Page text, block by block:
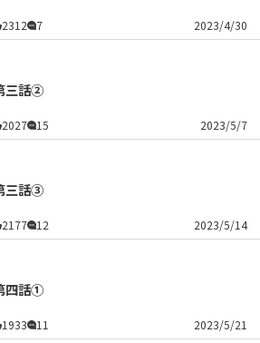
2312 7 2023/4/30
三話②
2027 15 2023/5/7
三話③
2177 12 2023/5/14
四話①
1933 11 2023/5/21